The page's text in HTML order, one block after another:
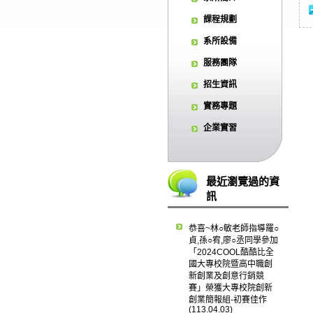
課程規劃
系所設備
服務團隊
招生資訊
實務專題
企業實習
最近瀏覽過的資
訊
恭喜~林○敏老師指導羅○
貞,孫○宥,廖○丞同學參加
「2024COOL酷酷比全
國大專校院暨高中職創
新創業及創意行銷競
賽」榮獲大專校院創新
創業簡報組-初賽佳作
(113.04.03)